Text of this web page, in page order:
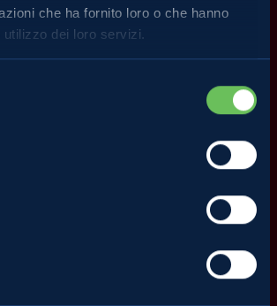
che ha fornito loro o che hanno
dei loro servizi.
dell’albero di
dalle mele alle